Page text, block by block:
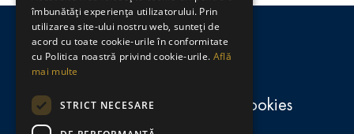
Regulamente
consumă-responsabil.ro
Politica de confidențialitate și cookies
îmbunătăți experiența utilizatorului. Prin
utilizarea site-ului nostru web, sunteți de
acord cu toate cookie-urile în conformitate
cu Politica noastră privind cookie-urile. Află
mai multe
STRICT NECESARE